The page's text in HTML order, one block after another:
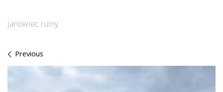
janowiec ruiny
Images navigation
Previous